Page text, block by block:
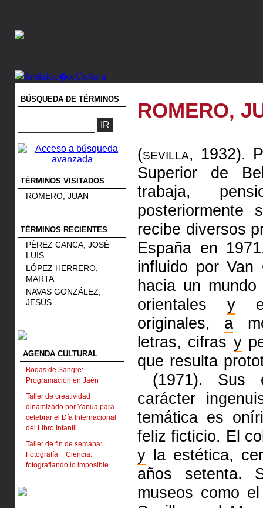
BÚSQUEDA DE TÉRMINOS
TÉRMINOS VISITADOS
ROMERO, JUAN
TÉRMINOS RECIENTES
PÉREZ CANCA, JOSÉ
LUIS
LÓPEZ HERRERO,
MARTA
NAVAS GONZÁLEZ,
JESÚS
AGENDA CULTURAL
Bodas de Sangre:
Programación en Jaén
Taller de creatividad
dinamizado por Yanua para
celebrar el Día Internacional
del Libro Infantil
Taller de fin de semana:
Fotografía + Ciencia:
fotografiando lo imposible
ROMERO,
(sevilla, 1932).
Superior de
trabaja,
recibe diversos
España en
influido por Van
hacia un
orientales y
originales, a
letras, cifras y
que resulta
(1971). Sus
carácter
temática es
feliz ficticio. El
y la estética,
años setenta.
museos como